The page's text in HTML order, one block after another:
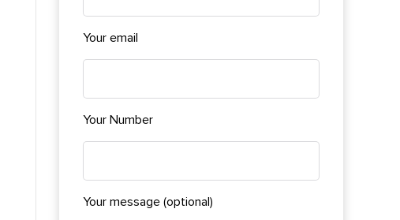
Your email
Your Number
Your message (optional)